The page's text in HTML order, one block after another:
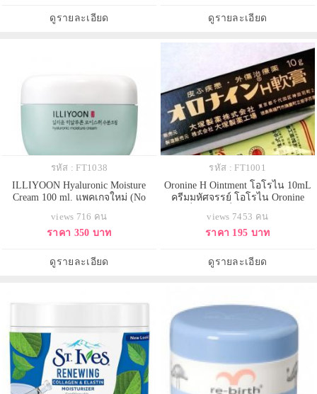
ลาโนลินซึ่งเป็นออยล์ธรรมชาติจาก
ขนแกะ มีคุณ
ดูรายละเอียด
เพิ่มความนุ่มนวล สดใสสู่ผิว รวมทั้ง
ยังช่วยแก้ไขข้อบ
ดูรายละเอียด
รหัส : FT1038
ILLIYOON Hyaluronic Moisture
Cream 100 ml. แพคเกจใหม่ (No
รอนิก ให้ความชุ่มชื้น ชะลอริ้วรอย
บนใบหน้า และด้วยส่วนผสมของ
views 716 คน
ราคา 350 บาท
ดูรายละเอียด
รหัส : FT1001
Oronine H Ointment โอโรไน 10mL
ครีมมหัศจรรย์ โอโรไน Oronine
ให้ยุบ รอยแดงที่เกิดจากแสงแดด
รอยสิวที่เกิดจากการบีบรักษาแผล
views 7453 คน
ราคา 195 บาท
ดูรายละเอียด